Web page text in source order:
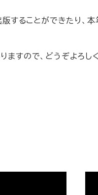
することができたり、
すので、どうぞよろし